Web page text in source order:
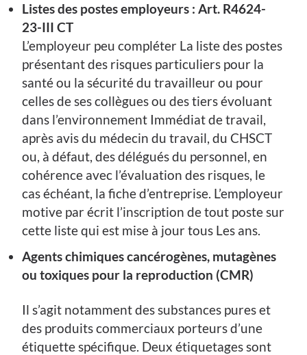
Listes des postes employeurs : Art. R4624-
23-III CT
L’employeur peu compléter La liste des postes
présentant des risques particuliers pour la
santé ou la sécurité du travailleur ou pour
celles de ses collègues ou des tiers évoluant
dans l’environnement Immédiat de travail,
après avis du médecin du travail, du CHSCT
ou, à défaut, des délégués du personnel, en
cohérence avec l’évaluation des risques, le
cas échéant, la fiche d’entreprise. L’employeur
motive par écrit l’inscription de tout poste sur
cette liste qui est mise à jour tous Les ans.
Agents chimiques cancérogènes, mutagènes
ou toxiques pour la reproduction (CMR)
Il s’agit notamment des substances pures et
des produits commerciaux porteurs d’une
étiquette spécifique. Deux étiquetages sont